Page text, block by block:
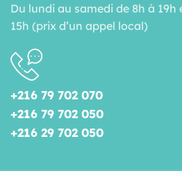
Du lundi au samedi de 8h à 19h
15h (prix d’un appel local)
+216 79 702 070
+216 79 702 050
+216 29 702 050